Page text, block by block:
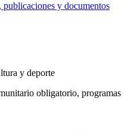
y documentos
y deporte
obligatorio, programas